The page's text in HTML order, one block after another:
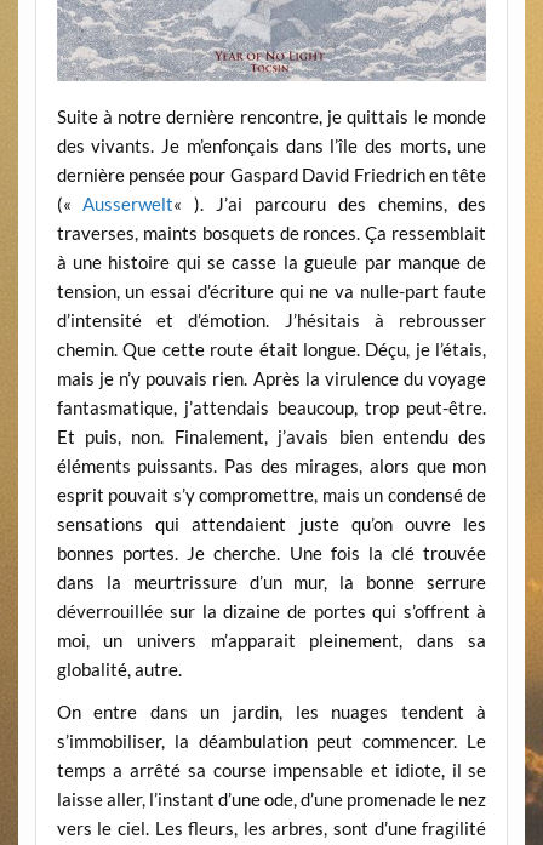
Suite à notre dernière rencontre, je quittais le monde
des vivants. Je m’enfonçais dans l’île des morts, une
dernière pensée pour Gaspard David Friedrich en tête
(«Ausserwelt« ). J’ai parcouru des chemins, des
traverses, maints bosquets de ronces. Ça ressemblait
à une histoire qui se casse la gueule par manque de
tension, un essai d’écriture qui ne va nulle-part faute
d’intensité et d’émotion. J’hésitais à rebrousser
chemin. Que cette route était longue. Déçu, je l’étais,
mais je n’y pouvais rien. Après la virulence du voyage
fantasmatique, j’attendais beaucoup, trop peut-être.
Et puis, non. Finalement, j’avais bien entendu des
éléments puissants. Pas des mirages, alors que mon
esprit pouvait s’y compromettre, mais un condensé de
sensations qui attendaient juste qu’on ouvre les
bonnes portes. Je cherche. Une fois la clé trouvée
dans la meurtrissure d’un mur, la bonne serrure
déverrouillée sur la dizaine de portes qui s’offrent à
moi, un univers m’apparait pleinement, dans sa
globalité, autre.
On entre dans un jardin, les nuages tendent à
s’immobiliser, la déambulation peut commencer. Le
temps a arrêté sa course impensable et idiote, il se
laisse aller, l’instant d’une ode, d’une promenade le nez
vers le ciel. Les fleurs, les arbres, sont d’une fragilité